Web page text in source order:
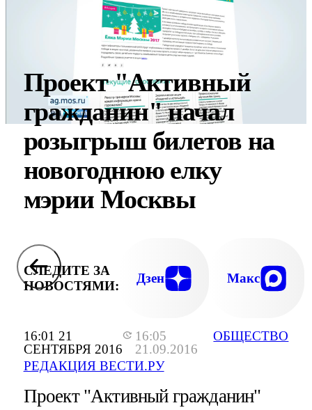
16:01 21
СЕНТЯБРЯ 2016
16:05
21.09.2016
РЕДАКЦИЯ ВЕСТИ.РУ
ОБЩЕСТВО
Проект "Активный
гражданин" начал
розыгрыш билетов на
новогоднюю елку
мэрии Москвы
СЛЕДИТЕ ЗА
НОВОСТЯМИ:
Дзен Макс
Проект "Активный гражданин"